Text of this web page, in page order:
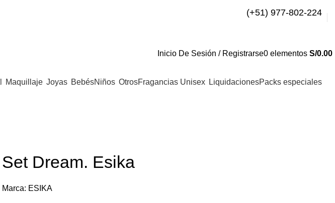
(+51) 977-802-224
Inicio De Sesión / Registrarse0 elementos S/0.00
Maquillaje Joyas BebésNiños OtrosFragancias Unisex LiquidacionesPacks especiales
Set Dream. Esika
Marca: ESIKA